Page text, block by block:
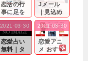
恋活の行
事に足を
運んでも
出会いの
チャンス
が訪れ...
Jメール
｜見込め
る効果が
確実なも
のであっ
ても…...
恋愛占い
無料｜タ
ーゲット
2021-03-30
恋愛アニ
メ おすす
め｜「心
2021-03-30